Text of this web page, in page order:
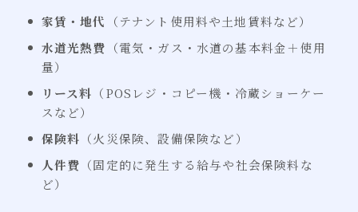
家賃・地代
（テナント使用料や土地賃料など）
水道光熱費 （電気・ガス・水道の基本料金＋使用
量）
リース料 （POSレジ・コピー機・冷蔵ショーケー
スなど）
保険料 （火災保険、設備保険など）
人件費 （固定的に発生する給与や社会保険料な
ど）